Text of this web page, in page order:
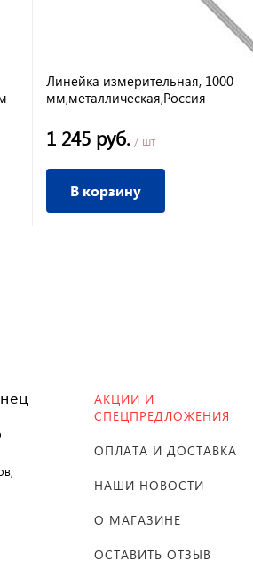
Линейка измерительная, 1000
мм,металлическая,Россия
1 245 руб. / шт
В корзину
АКЦИИ И
СПЕЦПРЕДЛОЖЕНИЯ
ОПЛАТА И ДОСТАВКА
НАШИ НОВОСТИ
О МАГАЗИНЕ
ОСТАВИТЬ ОТЗЫВ